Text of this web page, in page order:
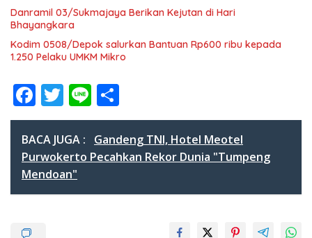
Danramil 03/Sukmajaya Berikan Kejutan di Hari
Bhayangkara
Kodim 0508/Depok salurkan Bantuan Rp600 ribu kepada
1.250 Pelaku UMKM Mikro
F
ac
e
b
o
T
w
itt
er
Li
n
e
h
ar
e
BACA JUGA :
Gandeng TNI, Hotel Meotel
Purwokerto Pecahkan Rekor Dunia "Tumpeng
Mendoan"